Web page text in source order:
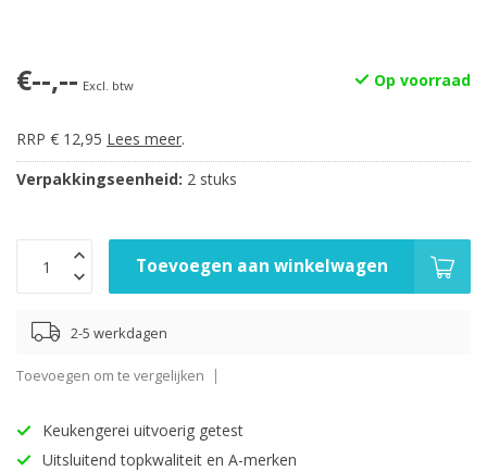
€--,-- Excl. btw Op voorraad
RRP € 12,95 Lees meer.
Verpakkingseenheid: 2 stuks
Toevoegen aan winkelwagen
2-5 werkdagen
Toevoegen om te vergelijken
Keukengerei uitvoerig getest
Uitsluitend topkwaliteit en A-merken